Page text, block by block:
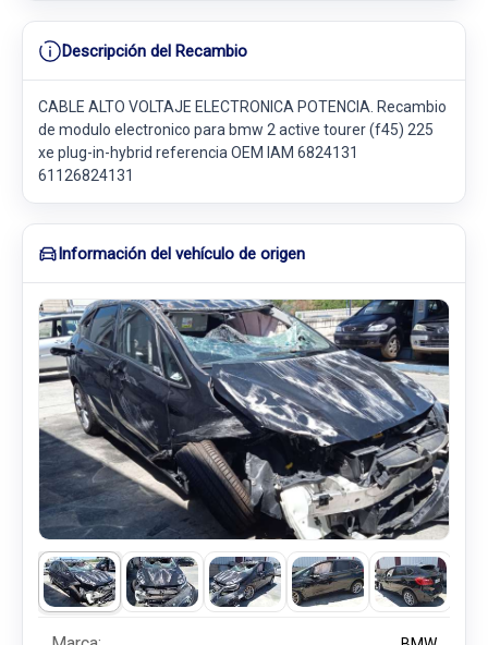
Descripción del Recambio
CABLE ALTO VOLTAJE ELECTRONICA POTENCIA. Recambio
de modulo electronico para bmw 2 active tourer (f45) 225
xe plug-in-hybrid referencia OEM IAM 6824131
61126824131
Información del vehículo de origen